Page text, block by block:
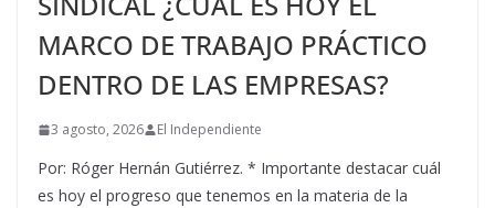
MARCO DE TRABAJO PRÁCTICO
DENTRO DE LAS EMPRESAS?
3 agosto, 2026 El Independiente
Por: Róger Hernán Gutiérrez. * Importante destacar cuál
es hoy el progreso que tenemos en la materia de la